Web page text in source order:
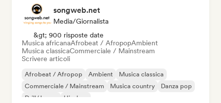
songweb.net
Media/Giornalista
&gt; 900 risposte date
Musica africanaAfrobeat / AfropopAmbient
Musica classicaCommerciale / Mainstream
Scrivere articoli
Afrobeat / Afropop Ambient
Musica classica
Commerciale / Mainstream
Musica country
Danza pop
Drill/Jersey
Hip-hop